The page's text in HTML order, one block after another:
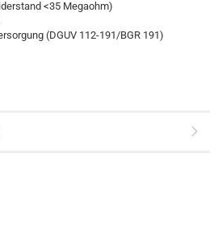
<35 Megaohm)
(DGUV 112-191/BGR 191)